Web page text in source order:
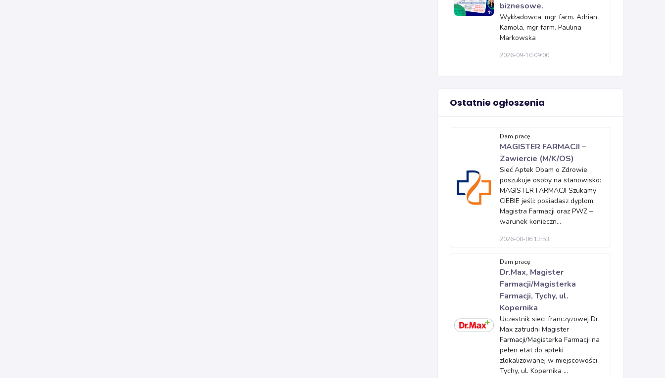
biznesowe.
Wykładowca: mgr farm. Adrian
Kamola, mgr farm. Paulina
Markowska
2026-09-10 09:00
Ostatnie ogłoszenia
Dam pracę
MAGISTER FARMACJI –
Zawiercie (M/K/OS)
Sieć Aptek Dbam o Zdrowie
poszukuje osoby na stanowisko:
MAGISTER FARMACJI Szukamy
CIEBIE jeśli: posiadasz dyplom
Magistra Farmacji oraz PWZ –
warunek konieczn...
2026-08-06 13:53
Dam pracę
Dr.Max, Magister
Farmacji/Magisterka
Farmacji, Tychy, ul.
Kopernika
Uczestnik sieci franczyzowej Dr.
Max zatrudni Magister
Farmacji/Magisterka Farmacji na
pełen etat do apteki
zlokalizowanej w miejscowości
Tychy, ul. Kopernika ...